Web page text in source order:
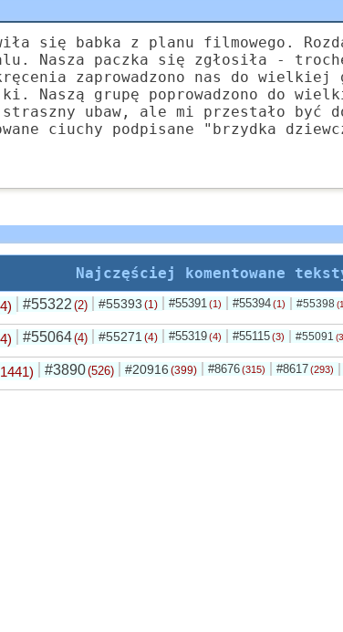
się babka z planu filmowego.
Nasza paczka się zgłosiła -
zaprowadzono nas do wielkiej
Naszą grupę poprowadzono do
ubaw, ale mi przestało być do
ciuchy podpisane "brzydka
Najczęściej komentowane
#55322 (2) #55393 (1) #55391 (1) #55394 (1) #55398
#55064(4) #55271 (4) #55319 (4) #55115 (3) #55091
#3890(526) #20916 (399) #8676 (315) #8617 (293)